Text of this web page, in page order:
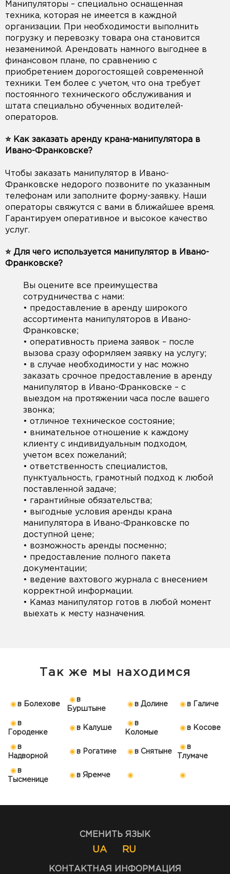
Манипуляторы – специально оснащенная
техника, которая не имеется в каждной
организации. При необходимости выполнить
погрузку и перевозку товара она становится
незаменимой. Арендовать намного выгоднее в
финансовом плане, по сравнению с
приобретением дорогостоящей современной
техники. Тем более с учетом, что она требует
постоянного технического обслуживания и
штата специально обученных водителей-
операторов.
⭐️ Как заказать аренду крана-манипулятора в
Ивано-Франковске?
Чтобы заказать манипулятор в Ивано-
Франковске недорого позвоните по указанным
телефонам или заполните форму-заявку. Наши
операторы свяжутся с вами в ближайшее время.
Гарантируем оперативное и высокое качество
услуг.
⭐️ Для чего используется манипулятор в Ивано-
Франковске?
Вы оцените все преимущества
сотрудничества с нами:
• предоставление в аренду широкого
ассортимента манипуляторов в Ивано-
Франковске;
• оперативность приема заявок – после
вызова сразу оформляем заявку на услугу;
• в случае необходимости у нас можно
заказать срочное предоставление в аренду
манипулятор в Ивано-Франковске – с
выездом на протяжении часа после вашего
звонка;
• отличное техническое состояние;
• внимательное отношение к каждому
клиенту с индивидуальным подходом,
учетом всех пожеланий;
• ответственность специалистов,
пунктуальность, грамотный подход к любой
поставленной задаче;
• гарантийные обязательства;
• выгодные условия аренды крана
манипулятора в Ивано-Франковске по
доступной цене;
• возможность аренды посменно;
• предоставление полного пакета
документации;
• ведение вахтового журнала с внесением
корректной информации.
• Камаз манипулятор готов в любой момент
выехать к месту назначения.
Так же мы находимся
в Болехове
в
Бурштыне
в Долине в Галиче
в
Городенке
в Калуше
в
Коломые
в Косове
в
Надворной
в Рогатине в Снятыне
в
Тлумаче
в
Тысменице
в Яремче
СМЕНИТЬ ЯЗЫК
UA RU
КОНТАКТНАЯ ИНФОРМАЦИЯ